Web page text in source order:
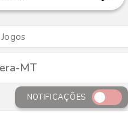
MT
NOTIFICAÇÕES